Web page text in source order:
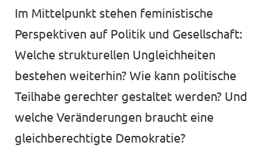
Im Mittelpunkt stehen feministische
Perspektiven auf Politik und Gesellschaft:
Welche strukturellen Ungleichheiten
bestehen weiterhin? Wie kann politische
Teilhabe gerechter gestaltet werden? Und
welche Veränderungen braucht eine
gleichberechtigte Demokratie?